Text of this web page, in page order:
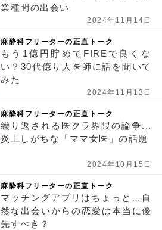
業種間の出会い
2024年11月14日
麻酔科フリーターの正直トーク
もう1億円貯めてFIREで良くな
い？30代億り人医師に話を聞いて
みた
2024年11月13日
麻酔科フリーターの正直トーク
繰り返される医クラ界隈の論争...
炎上しがちな「ママ女医」の話題
2024年10月15日
麻酔科フリーターの正直トーク
マッチングアプリはちょっと…自
然な出会いからの恋愛は本当に優
先すべき？